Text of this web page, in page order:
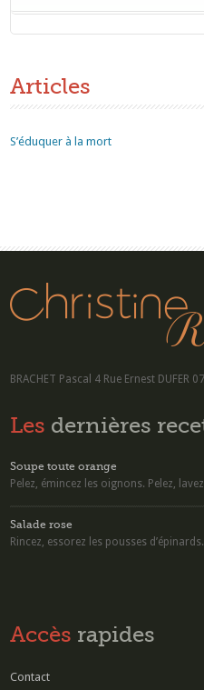
Articles
S’éduquer à la mort
BRACHET Pascal 4 Rue Ernest DUFER
Les dernières
Soupe toute orange
Pelez, émincez les oignons. Pelez,
Salade rose
Rincez, essorez les pousses
Accès rapides
Contact